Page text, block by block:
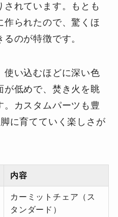
れています。もとも
作られたので、驚くほ
のが特徴です。
使い込むほどに深い色
が低めで、焚き火を眺
。カスタムパーツも豊
に育てていく楽しさが
内容
カーミットチェア（ス
タンダード）